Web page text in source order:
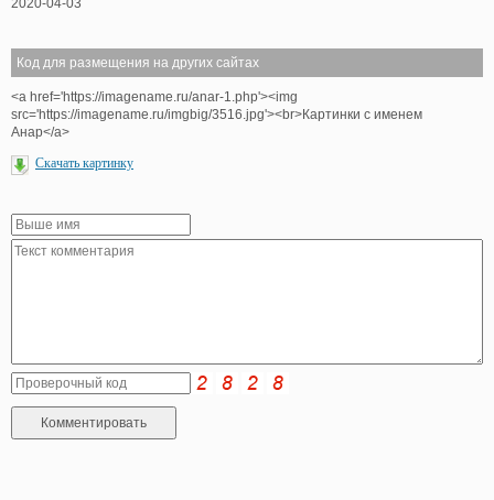
2020-04-03
Код для размещения на других сайтах
<a href='https://imagename.ru/anar-1.php'><img
src='https://imagename.ru/imgbig/3516.jpg'><br>Картинки с именем
Анар</a>
Скачать картинку